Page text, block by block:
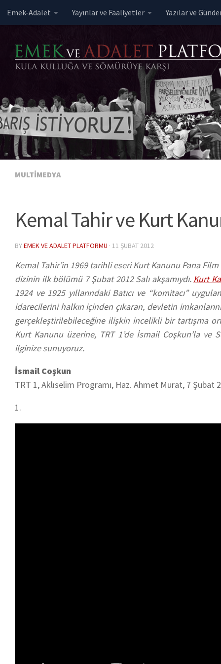
Skip to content
Emek-Adalet Yayınlar ve Faaliyetler Yazılar ve
MULTIMEDYA
Kemal Tahir ve Kurt
BYEMEK VE ADALET PLATFORMU · 11 ŞUBAT 2012
Kemal Tahir’in 1969 tarihli eseriKurt KanunuPana Film
dizinin ilk bölümü 7 Şubat 2012 Salı akşamıydı. Kurt
1924 ve 1925 yıllarındaki Batıcı ve “komitacı”
idarecilerini halkın içinden çıkaran, devletin
gerçekleştirilebileceğine ilişkin incelikli bir tartışma
Kurt Kanunuüzerine, TRT 1’de İsmail Coşkun’la ve
ilginize sunuyoruz.
İsmail Coşkun
TRT 1, Aklıselim Programı, Haz. Ahmet Murat, 7 Şubat
1.